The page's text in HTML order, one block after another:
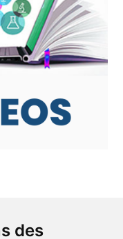
des